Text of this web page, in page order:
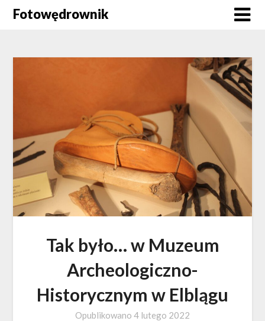
SkipFotowędrownik
Tak było… w Muzeum
Archeologiczno-
Historycznym w Elblągu
Opublikowano 4 lutego 2022